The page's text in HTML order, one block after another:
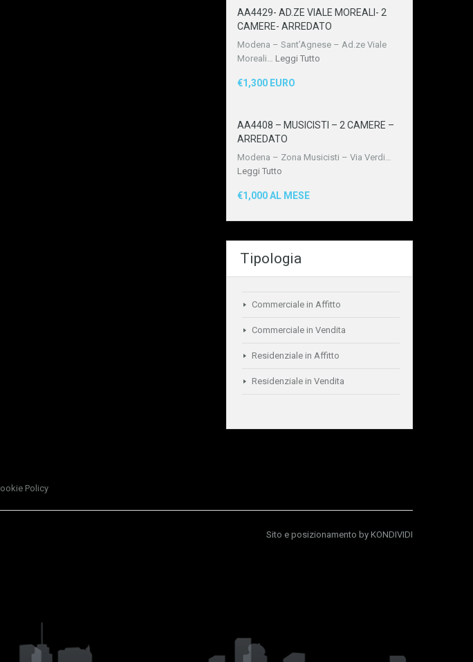
AA4429- AD.ZE VIALE MOREALI- 2
CAMERE- ARREDATO
Modena – Sant’Agnese – Ad.ze Viale
Moreali… Leggi Tutto
€1,300 EURO
AA4408 – MUSICISTI – 2 CAMERE –
ARREDATO
Modena – Zona Musicisti – Via Verdi…
Leggi Tutto
€1,000 AL MESE
Tipologia
Commerciale in Affitto
Commerciale in Vendita
Residenziale in Affitto
Residenziale in Vendita
Policy
Sito e posizionamento by KONDIVIDI